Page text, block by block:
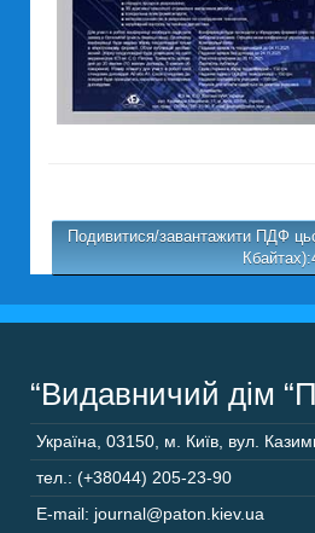
Подивитися/завантажити ПДФ
“Видавничий дім
Україна 03150 м. Київ, вул.
тел.: (+38044) 205-23-90
E-mail: journal@paton.kiev.ua